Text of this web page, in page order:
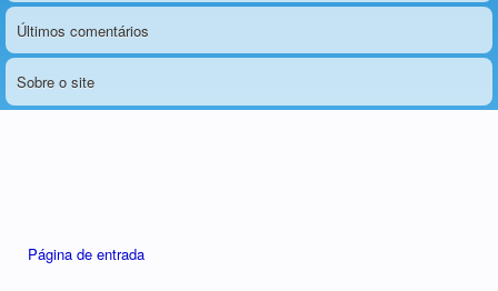
Últimos comentários
Sobre o site
Página de entrada